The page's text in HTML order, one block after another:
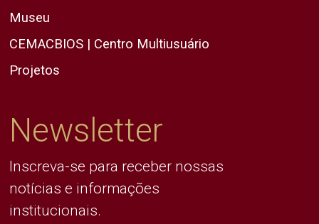
Museu
CEMACBIOS | Centro Multiusuário
Projetos
Newsletter
Inscreva-se para receber nossas
notícias e informações
institucionais.